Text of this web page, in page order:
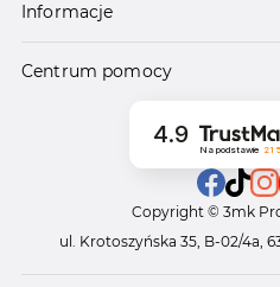
Informacje
Centrum pomocy
4.9
Na podstawie 21
Copyright © 3mk
ul. Krotoszyńska 35, B-02/4a,